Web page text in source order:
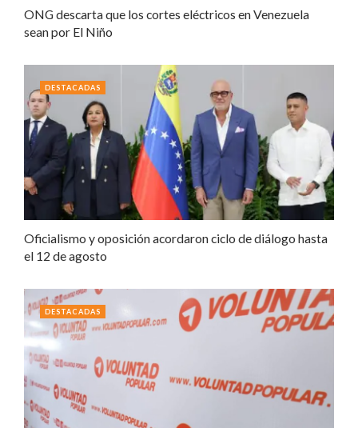
ONG descarta que los cortes eléctricos en Venezuela
sean por El Niño
Oficialismo y oposición acordaron ciclo de diálogo hasta
el 12 de agosto
DESTACADAS
DESTACADAS